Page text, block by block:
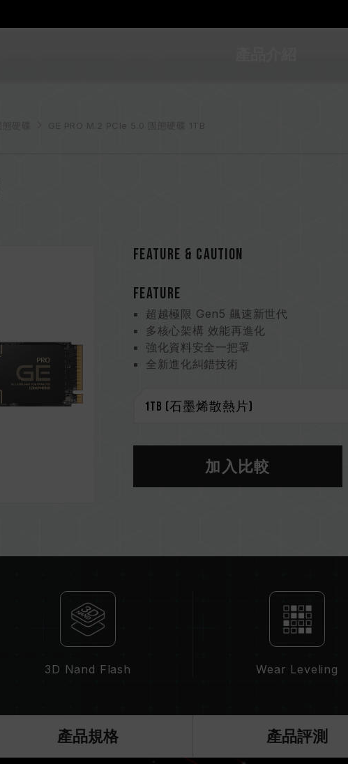
GE PRO M.2 PCIe 5.0 固態硬碟 1TB
FEATURE & CAUTION
FEATURE
超越極限 Gen5 飆速新世代
多核心架構 效能再進化
強化資料安全一把罩
全新進化糾錯技術
智慧健康監控大師
環保尖兵守護地球
美國發明專利 (證書號：
台灣發明專利 (證書號：I703921)
CAUTION
加入比較
3D Nand Flash Wear Leveling
產品規格 產品評測